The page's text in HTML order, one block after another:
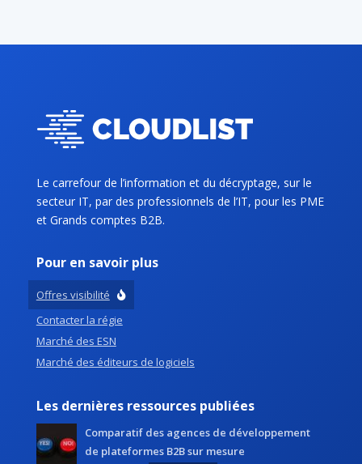
Le carrefour de l’information et du décryptage, sur le
secteur IT, par des professionnels de l’IT, pour les PME
et Grands comptes B2B.
Pour en savoir plus
Offres visibilité
Contacter la régie
Marché des ESN
Marché des éditeurs de logiciels
Les dernières ressources publiées
Comparatif des agences de développement
de plateformes B2B sur mesure